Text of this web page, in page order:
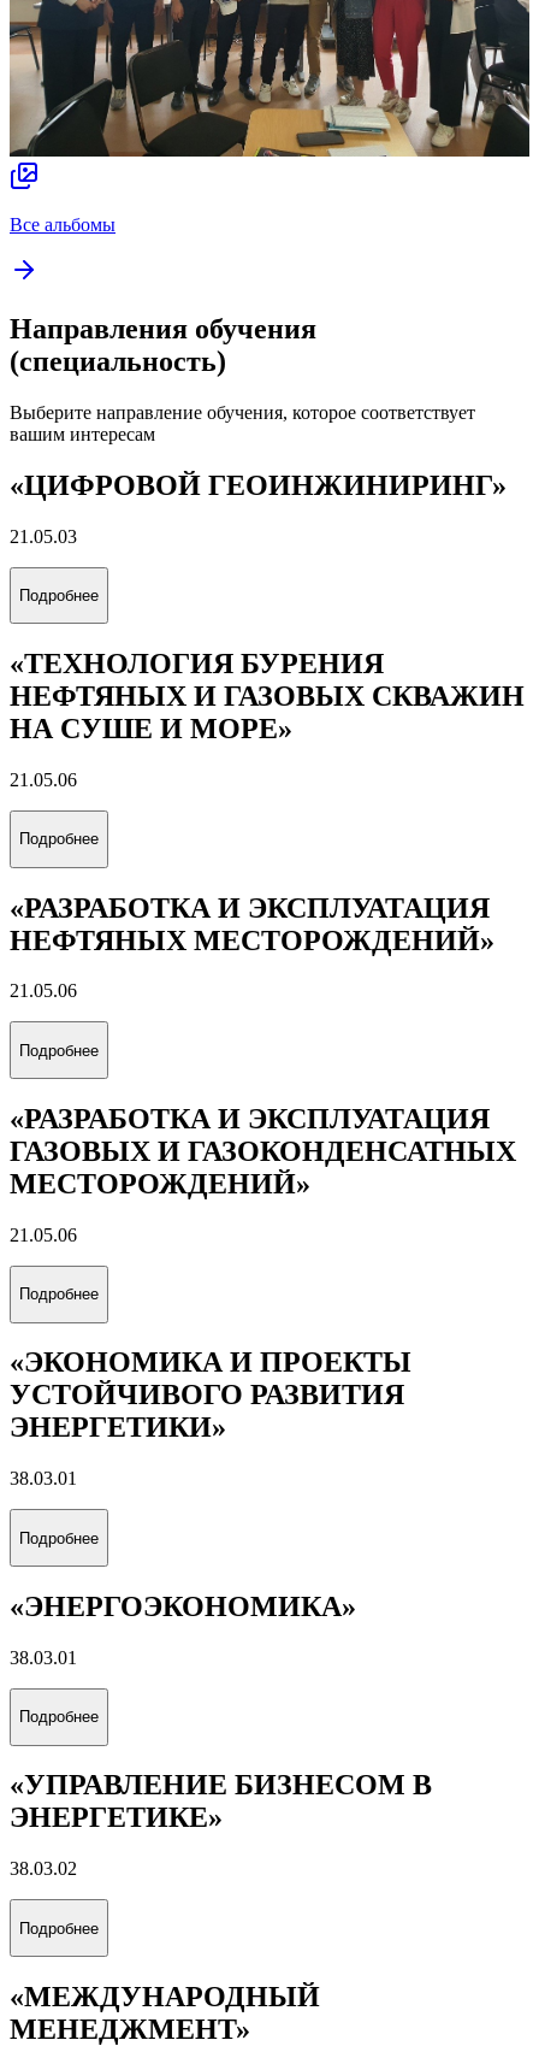
Все альбомы
Направления обучения
(специальность)
Выберите направление обучения, которое соответствует
вашим интересам
«ЦИФРОВОЙ ГЕОИНЖИНИРИНГ»
21.05.03
Подробнее
«ТЕХНОЛОГИЯ БУРЕНИЯ
НЕФТЯНЫХ И ГАЗОВЫХ СКВАЖИН
НА СУШЕ И МОРЕ»
21.05.06
Подробнее
«РАЗРАБОТКА И ЭКСПЛУАТАЦИЯ
НЕФТЯНЫХ МЕСТОРОЖДЕНИЙ»
21.05.06
Подробнее
«РАЗРАБОТКА И ЭКСПЛУАТАЦИЯ
ГАЗОВЫХ И ГАЗОКОНДЕНСАТНЫХ
МЕСТОРОЖДЕНИЙ»
21.05.06
Подробнее
«ЭКОНОМИКА И ПРОЕКТЫ
УСТОЙЧИВОГО РАЗВИТИЯ
ЭНЕРГЕТИКИ»
38.03.01
Подробнее
«ЭНЕРГОЭКОНОМИКА»
38.03.01
Подробнее
«УПРАВЛЕНИЕ БИЗНЕСОМ В
ЭНЕРГЕТИКЕ»
38.03.02
Подробнее
«МЕЖДУНАРОДНЫЙ
МЕНЕДЖМЕНТ»